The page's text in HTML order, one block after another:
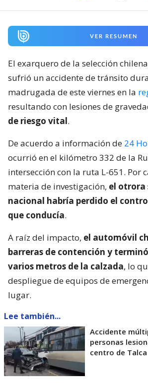
VER RESUMEN
El exarquero de la selección
sufrió un accidente de tránsito
madrugada de este viernes en la
resultando con lesiones de
de riesgo vital.
De acuerdo a información de 24
ocurrió en el kilómetro 332 de la
intersección con la ruta L-651. Por
materia de investigación, el otrora
nacional habría perdido el
que conducía.
A raíz del impacto, el automóvil
barreras de contención y
varios metros de la calzada, lo
despliegue de equipos de
lugar.
Lee también...
Accidente
personas
centro de Talca